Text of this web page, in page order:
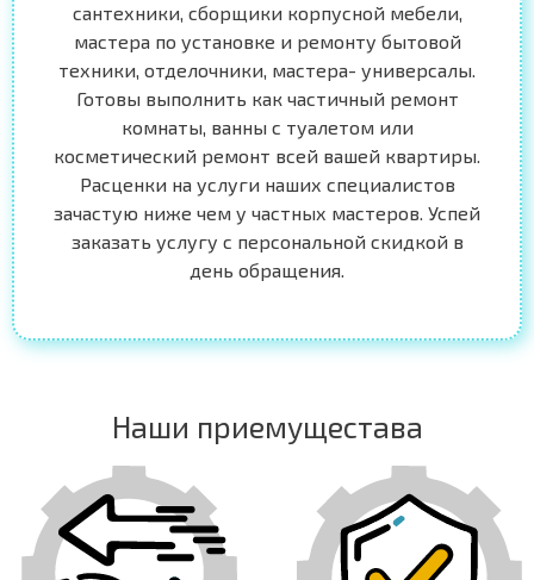
сантехники, сборщики корпусной мебели,
мастера по установке и ремонту бытовой
техники, отделочники, мастера- универсалы.
Готовы выполнить как частичный ремонт
комнаты, ванны с туалетом или
косметический ремонт всей вашей квартиры.
Расценки на услуги наших специалистов
зачастую ниже чем у частных мастеров. Успей
заказать услугу с персональной скидкой в
день обращения.
Наши приемущестава